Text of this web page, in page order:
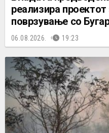
реализира
поврзување со
06.08.2026. 19:23